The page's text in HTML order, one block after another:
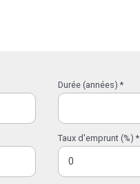
Durée (années) *
Taux d'emprunt (%) *